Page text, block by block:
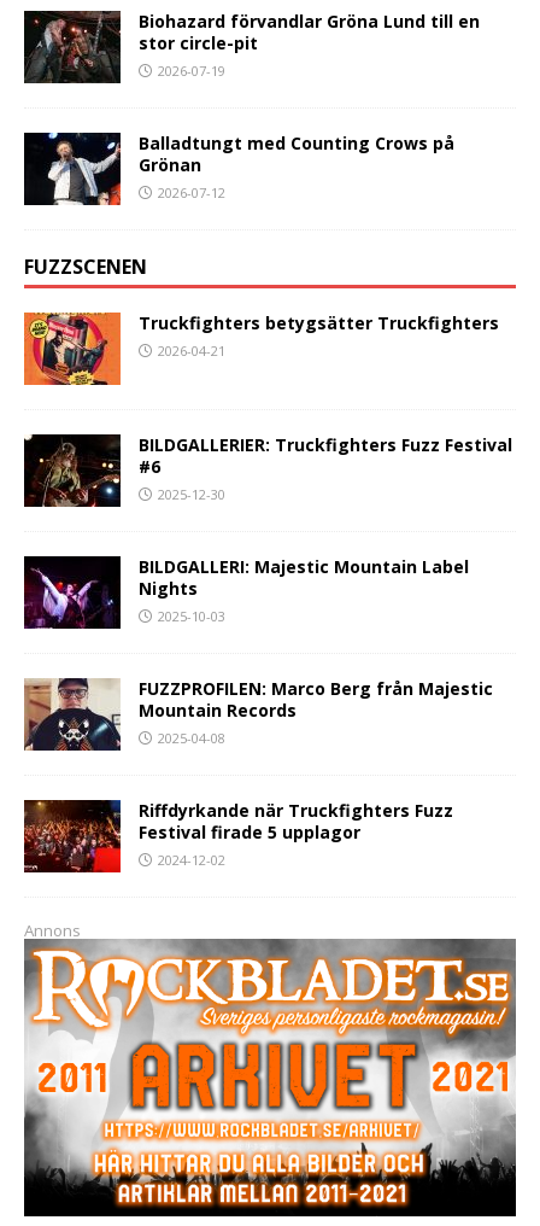
Biohazard förvandlar Gröna Lund till en
stor circle-pit
2026-07-19
Balladtungt med Counting Crows på
Grönan
2026-07-12
FUZZSCENEN
Truckfighters betygsätter Truckfighters
2026-04-21
BILDGALLERIER: Truckfighters Fuzz Festival
#6
2025-12-30
BILDGALLERI: Majestic Mountain Label
Nights
2025-10-03
FUZZPROFILEN: Marco Berg från Majestic
Mountain Records
2025-04-08
Riffdyrkande när Truckfighters Fuzz
Festival firade 5 upplagor
2024-12-02
Annons